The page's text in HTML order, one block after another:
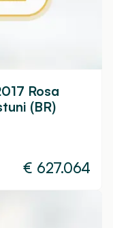
Rosa
(BR)
€ 627.064